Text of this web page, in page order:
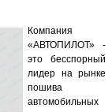
Компания
«АВТОПИЛОТ» -
это бесспорный
лидер на рынке
пошива
автомобильных